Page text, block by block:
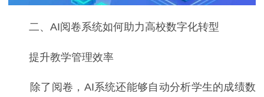
二、AI阅卷系统如何助力高校数字化转型
提升教学管理效率
除了阅卷，AI系统还能够自动分析学生的成绩数